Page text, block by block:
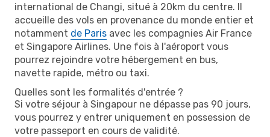
international de Changi, situé à 20km du centre. Il
accueille des vols en provenance du monde entier et
notamment de Paris avec les compagnies Air France
et Singapore Airlines. Une fois à l'aéroport vous
pourrez rejoindre votre hébergement en bus,
navette rapide, métro ou taxi.
Quelles sont les formalités d'entrée ?
Si votre séjour à Singapour ne dépasse pas 90 jours,
vous pourrez y entrer uniquement en possession de
votre passeport en cours de validité.